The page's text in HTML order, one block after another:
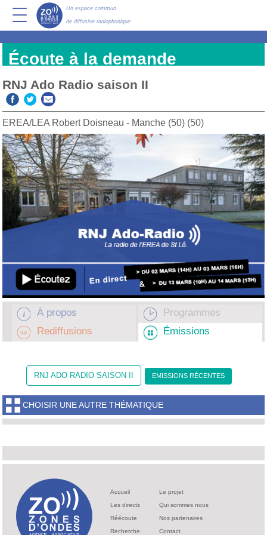
Un espace commun
de diffusion radiophonique
Écoute à la demande
RNJ Ado Radio saison II
EREA/LEA Robert Doisneau - Manche (50) (50)
À propos
Programmes
Rediffusions
Émissions
RNJ ADO RADIO SAISON II EMISSIONS RÉCENTES
CHOISIR UNE AUTRE THÉMATIQUE
Accueil
Les directs
Réécoute
Recherche
Le projet
Qui sommes nous
Nos partenaires
Contact